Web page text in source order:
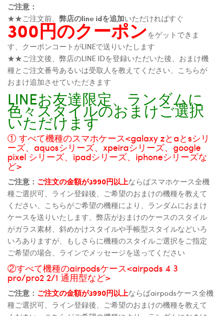
ご注意：
★★ご注文前、 弊店のline idを追加いただければすぐ
300円のクーポンをゲットできま
す、クーポンコートがLINEで送りいたします
★★ご注文後、弊店のLINE IDを登録いただいた後、おまけ機
種とご注文番号あるいは受取人を教えてください、こちらが
おまけ追加させていただきます
LINEお友達限定、ランダムに
色々スタイルのおまけご選択
いただけます
① すべて機種のスマホケース<galaxy zとaとsシリ
ーズ、aquosシリーズ、xpeiraシリーズ、google
pixel シリーズ、ipadシリーズ、iphoneシリーズな
ど>
ご注意： ご注文の金額が3990円以上ならばスマホケース全機
種ご選択可、ライン登録後、ご希望のおまけの機種を教えて
ください、こちらがご希望の機種により、ランダムにおまけ
ケースを送りいたします、弊店がおまけのケースのスタイル
がガラス素材、斜めかけスタイルや手帳型スタイルなどいろ
いろありますが、もしさらに機種のスタイルご選択をご指定
ご希望の場合、ラインでメッセージを送ってください
②すべて機種のairpodsケース<airpods 4 3
pro/pro2 2/1 通用型など>
ご注意： ご注文の金額が3990円以上ならばairpodsケース全機
種ご選択可、ライン登録後、ご希望のおまけの機種を教えて